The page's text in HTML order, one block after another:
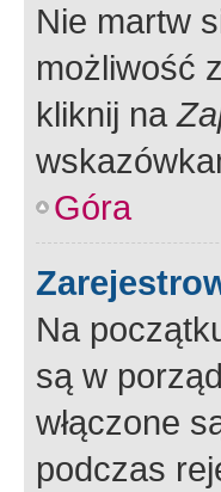
Nie martw
możliwość
kliknij na
Góra
Na
są w
włączone
podczas